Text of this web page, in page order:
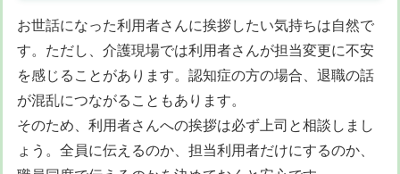
お世話になった利用者さんに挨拶したい気持ちは自然で
す。ただし、介護現場では利用者さんが担当変更に不安
を感じることがあります。認知症の方の場合、退職の話
が混乱につながることもあります。
そのため、利用者さんへの挨拶は必ず上司と相談しまし
ょう。全員に伝えるのか、担当利用者だけにするのか、